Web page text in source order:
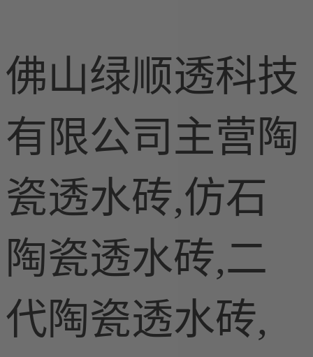
佛山绿顺透科技
有限公司主营陶
瓷透水砖,仿石
陶瓷透水砖,二
代陶瓷透水砖,
施工现场案
LEC瓷质透
水花岗岩
仿石陶瓷透
水砖
陶瓷透水砖